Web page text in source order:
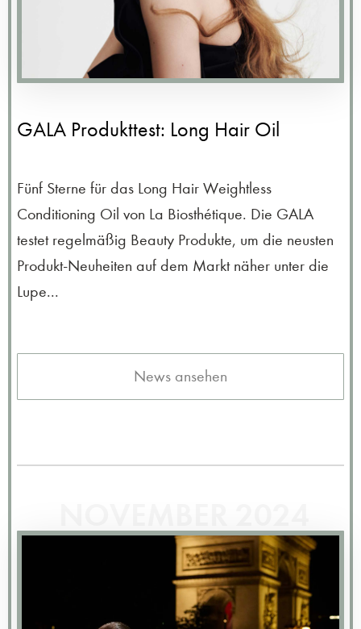
GALA Produkttest: Long Hair Oil
Fünf Sterne für das Long Hair Weightless
Conditioning Oil von La Biosthétique. Die GALA
testet regelmäßig Beauty Produkte, um die neusten
Produkt-Neuheiten auf dem Markt näher unter die
Lupe...
News ansehen